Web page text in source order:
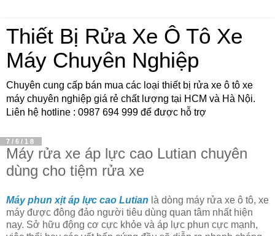
Thiết Bị Rửa Xe Ô Tô Xe
Máy Chuyên Nghiệp
Chuyên cung cấp bán mua các loại thiết bị rửa xe ô tô xe
máy chuyên nghiệp giá rẻ chất lượng tại HCM và Hà Nội.
Liên hệ hotline : 0987 694 999 để được hỗ trợ
7/6/18
Máy rửa xe áp lực cao Lutian chuyên
dùng cho tiệm rửa xe
Máy phun xịt áp lực cao Lutian là dòng máy rửa xe ô tô, xe
máy được đông đảo người tiêu dùng quan tâm nhất hiện
nay. Sở hữu động cơ cực khỏe và áp lực phun cực mạnh,